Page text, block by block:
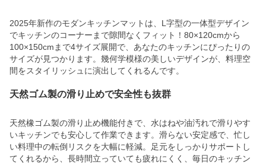
2025年新作のモダンキッチンマットは、L字型の一体型デザイン
でキッチンのコーナーまで隙間なくフィット！80×120cmから
100×150cmまで4サイズ展開で、あなたのキッチンにぴったりの
サイズが見つかります。幾何学模様の美しいデザインが、料理空
間をスタイリッシュに演出してくれるんです。
天然ゴム製の滑り止めで安全性も抜群
天然橡ゴム製の滑り止め機能付きで、水はねや油汚れで滑りやす
いキッチンでも安心して作業できます。滑らない安定感で、忙し
い料理中の転倒リスクを大幅に軽減。足元をしっかりサポートし
てくれるから、長時間立っていても疲れにくく、毎日のキッチン